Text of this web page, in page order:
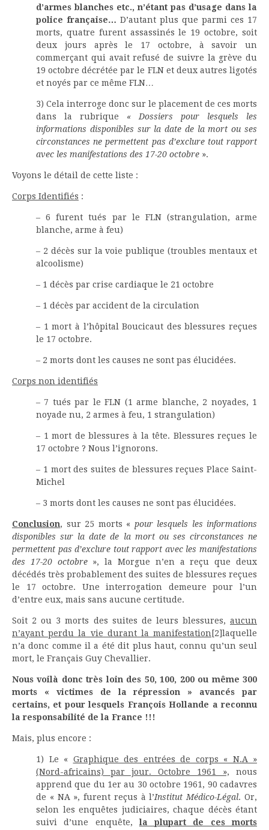
d’armes blanches etc., n’étant pas d’usage dans la
police française… D’autant plus que parmi ces 17
morts, quatre furent assassinés le 19 octobre, soit
deux jours après le 17 octobre, à savoir un
commerçant qui avait refusé de suivre la grève du
19 octobre décrétée par le FLN et deux autres ligotés
et noyés par ce même FLN…
3) Cela interroge donc sur le placement de ces morts
dans la rubrique « Dossiers pour lesquels les
informations disponibles sur la date de la mort ou ses
circonstances ne permettent pas d’exclure tout rapport
avec les manifestations des 17-20 octobre ».
Voyons le détail de cette liste :
Corps Identifiés :
– 6 furent tués par le FLN (strangulation, arme
blanche, arme à feu)
– 2 décès sur la voie publique (troubles mentaux et
alcoolisme)
– 1 décès par crise cardiaque le 21 octobre
– 1 décès par accident de la circulation
– 1 mort à l’hôpital Boucicaut des blessures reçues
le 17 octobre.
– 2 morts dont les causes ne sont pas élucidées.
Corps non identifiés
– 7 tués par le FLN (1 arme blanche, 2 noyades, 1
noyade nu, 2 armes à feu, 1 strangulation)
– 1 mort de blessures à la tête. Blessures reçues le
17 octobre ? Nous l’ignorons.
– 1 mort des suites de blessures reçues Place Saint-
Michel
– 3 morts dont les causes ne sont pas élucidées.
Conclusion, sur 25 morts « pour lesquels les informations
disponibles sur la date de la mort ou ses circonstances ne
permettent pas d’exclure tout rapport avec les manifestations
des 17-20 octobre», la Morgue n’en a reçu que deux
décédés très probablement des suites de blessures reçues
le 17 octobre. Une interrogation demeure pour l’un
d’entre eux, mais sans aucune certitude.
Soit 2 ou 3 morts des suites de leurs blessures, aucun
n’ayant perdu la vie durant la manifestation [2]laquelle
n’a donc comme il a été dit plus haut, connu qu’un seul
mort, le Français Guy Chevallier.
Nous voilà donc très loin des 50, 100, 200 ou même 300
morts « victimes de la répression » avancés par
certains, et pour lesquels François Hollande a reconnu
la responsabilité de la France !!!
Mais, plus encore :
1) Le « Graphique des entrées de corps « N.A »
(Nord-africains) par jour. Octobre 1961 », nous
apprend que du 1er au 30 octobre 1961, 90 cadavres
de « NA », furent reçus à l’Institut Médico-Légal. Or,
selon les enquêtes judiciaires, chaque décès étant
suivi d’une enquête,la plupart de ces morts